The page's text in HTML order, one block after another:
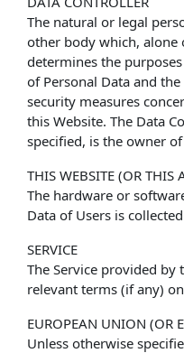
The natural or legal
other body which,
determines the
of Personal Data and
security measures
this Website. The Data
specified, is the owner
THIS WEBSITE (OR THIS
The hardware or
Data of Users is
SERVICE
The Service provided by
relevant terms (if any)
EUROPEAN UNION (OR
Unless otherwise